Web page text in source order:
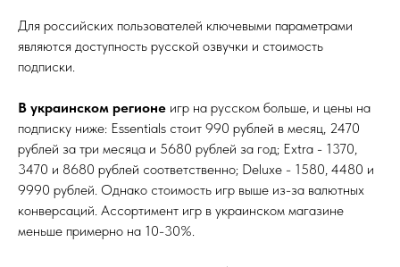
Для российских пользователей ключевыми параметрами
являются доступность русской озвучки и стоимость
подписки.
В украинском регионе игр на русском больше, и цены на
подписку ниже: Essentials стоит 990 рублей в месяц, 2470
рублей за три месяца и 5680 рублей за год; Extra - 1370,
3470 и 8680 рублей соответственно; Deluxe - 1580, 4480 и
9990 рублей. Однако стоимость игр выше из-за валютных
конверсаций. Ассортимент игр в украинском магазине
меньше примерно на 10-30%.